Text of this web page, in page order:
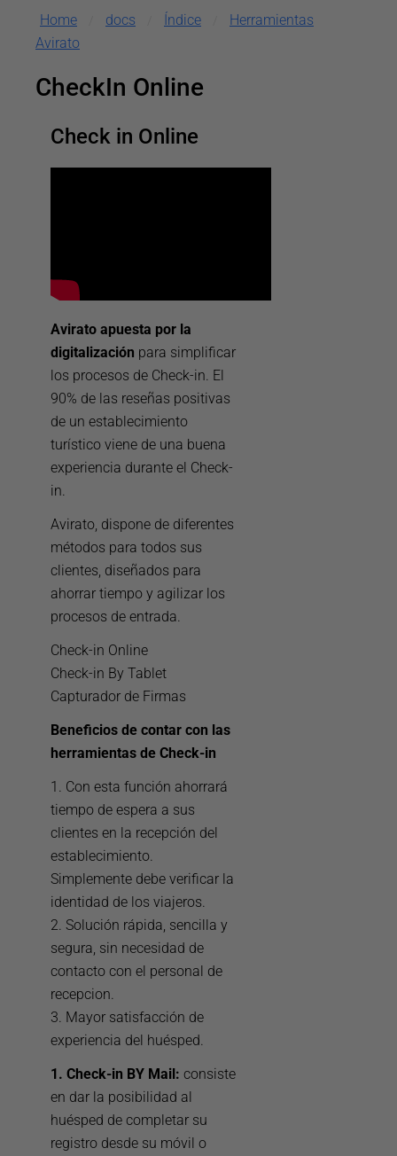
Home docs Índice
Herramientas
Avirato
CheckIn Online
Check in Online
Avirato apuesta por la
digitalización para simplificar
los procesos de Check-in. El
90% de las reseñas positivas
de un establecimiento
turístico viene de una buena
experiencia durante el Check-
in.
Avirato, dispone de diferentes
métodos para todos sus
clientes, diseñados para
ahorrar tiempo y agilizar los
procesos de entrada.
Check-in Online
Check-in By Tablet
Capturador de Firmas
Beneficios de contar con las
herramientas de Check-in
1. Con esta función ahorrará
tiempo de espera a sus
clientes en la recepción del
establecimiento.
Simplemente debe verificar la
identidad de los viajeros.
2. Solución rápida, sencilla y
segura, sin necesidad de
contacto con el personal de
recepcion.
3. Mayor satisfacción de
experiencia del huésped.
1. Check-in BY Mail: consiste
en dar la posibilidad al
huésped de completar su
registro desde su móvil o